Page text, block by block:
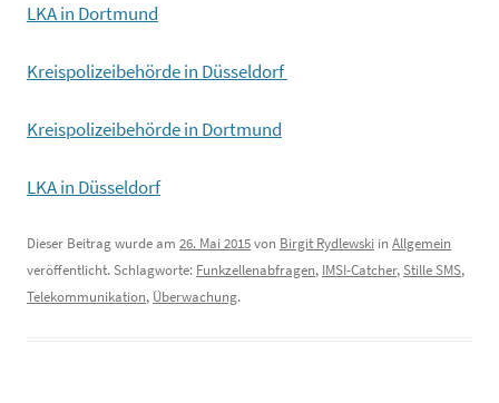
LKA in Dortmund
Kreispolizeibehörde in Düsseldorf
Kreispolizeibehörde in Dortmund
LKA in Düsseldorf
Dieser Beitrag wurde am 26. Mai 2015von Birgit Rydlewski in Allgemein
veröffentlicht. Schlagworte: Funkzellenabfragen, IMSI-Catcher,Stille SMS,
Telekommunikation, Überwachung.